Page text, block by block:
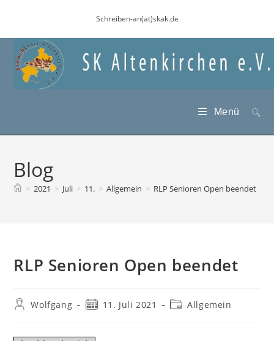
springen
Schreiben-an(at)skak.de
Menü
Blog
> 2021 > Juli > 11. > Allgemein > RLP Senioren Open beendet
RLP Senioren Open beendet
Beitrags-
Wolfgang
Beitrag11. Juli 2021
Beitrags-
Allgemein